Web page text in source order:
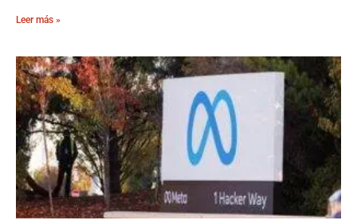
Leer más »